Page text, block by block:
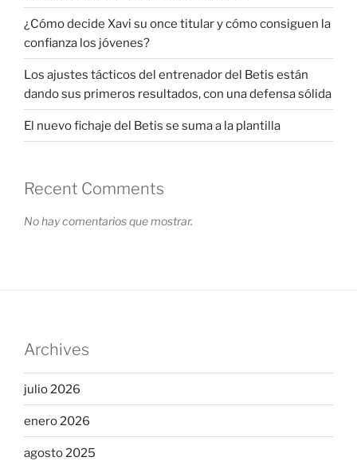
¿Cómo decide Xavi su once titular y cómo consiguen la
confianza los jóvenes?
Los ajustes tácticos del entrenador del Betis están
dando sus primeros resultados, con una defensa sólida
El nuevo fichaje del Betis se suma a la plantilla
Recent Comments
No hay comentarios que mostrar.
Archives
julio 2026
enero 2026
agosto 2025